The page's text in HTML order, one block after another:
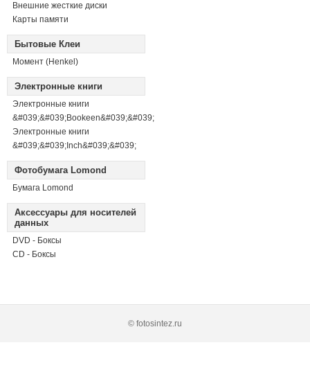
Внешние жесткие диски
Карты памяти
Бытовые Клеи
Момент (Henkel)
Электронные книги
Электронные книги
&#039;&#039;Bookeen&#039;&#039;
Электронные книги
&#039;&#039;Inch&#039;&#039;
Фотобумага Lomond
Бумага Lomond
Аксессуары для носителей
данных
DVD - Боксы
CD - Боксы
© fotosintez.ru